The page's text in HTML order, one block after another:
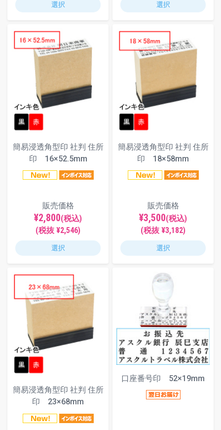
選択 選択
簡易浸透角型印 社判 住所
印 16×52.5mm
販売価格
¥2,800(税込)
(税抜 ¥2,546)
選択
簡易浸透角型印 社判 住所
印 18×58mm
販売価格
¥3,500(税込)
(税抜 ¥3,182)
選択
簡易浸透角型印 社判 住所
印 23×68mm
口座番号印 52×19mm